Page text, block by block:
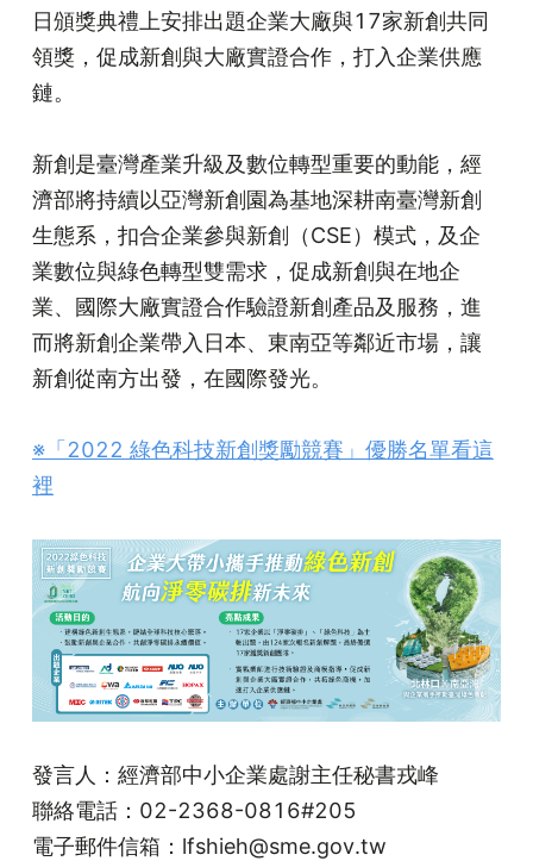
日頒獎典禮上安排出題企業大廠與17家新創共同
領獎，促成新創與大廠實證合作，打入企業供應
鏈。
新創是臺灣產業升級及數位轉型重要的動能，經
濟部將持續以亞灣新創園為基地深耕南臺灣新創
生態系，扣合企業參與新創（CSE）模式，及企
業數位與綠色轉型雙需求，促成新創與在地企
業、國際大廠實證合作驗證新創產品及服務，進
而將新創企業帶入日本、東南亞等鄰近市場，讓
新創從南方出發，在國際發光。
※「2022 綠色科技新創獎勵競賽」優勝名單看這
裡
發言人：經濟部中小企業處謝主任秘書戎峰
聯絡電話：02-2368-0816#205
電子郵件信箱：lfshieh@sme.gov.tw